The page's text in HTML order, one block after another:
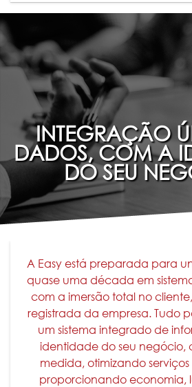
INTEGRAÇÃO
DADOS, COM A
DO SEU
A Easy está preparada para
quase uma década em
com a imersão total no
registrada da empresa. Tudo
um sistema integrado de
identidade do seu negócio,
medida, otimizando
proporcionando economia,